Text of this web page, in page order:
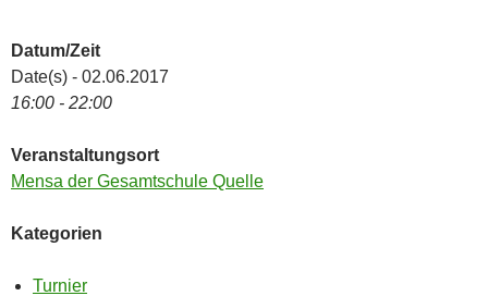
Datum/Zeit
Date(s) - 02.06.2017
16:00 - 22:00
Veranstaltungsort
Mensa der Gesamtschule Quelle
Kategorien
Turnier